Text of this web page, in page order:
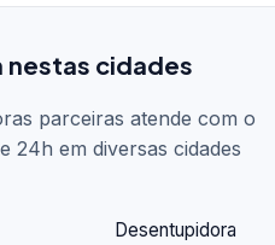
cidades
parceiras atende com o
24h em diversas cidades
Desentupidora